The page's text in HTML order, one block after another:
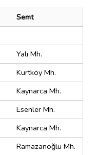
Semt
Yalı Mh.
Kurtköy Mh.
Kaynarca Mh.
Esenler Mh.
Kaynarca Mh.
Ramazanoğlu Mh.